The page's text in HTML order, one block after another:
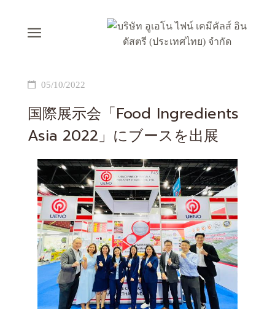
05/10/2022
国際展示会「Food Ingredients
Asia 2022」にブースを出展